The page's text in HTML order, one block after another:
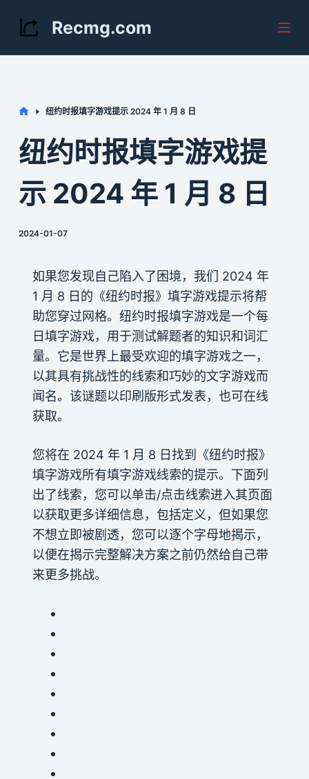
S
k
i
o
o
n
Recmg.com
Home纽约时报填字游戏提示 2024 年 1 月 8 日
纽约时报填字游戏提
示 2024 年 1 月 8 日
2024-01-07
如果您发现自己陷入了困境，我们 2024 年
1 月 8 日的《纽约时报》填字游戏提示将帮
助您穿过网格。纽约时报填字游戏是一个每
日填字游戏，用于测试解题者的知识和词汇
量。它是世界上最受欢迎的填字游戏之一，
以其具有挑战性的线索和巧妙的文字游戏而
闻名。该谜题以印刷版形式发表，也可在线
获取。
您将在 2024 年 1 月 8 日找到《纽约时报》
填字游戏所有填字游戏线索的提示。下面列
出了线索，您可以单击/点击线索进入其页面
以获取更多详细信息，包括定义，但如果您
不想立即被剧透，您可以逐个字母地揭示，
以便在揭示完整解决方案之前仍然给自己带
来更多挑战。